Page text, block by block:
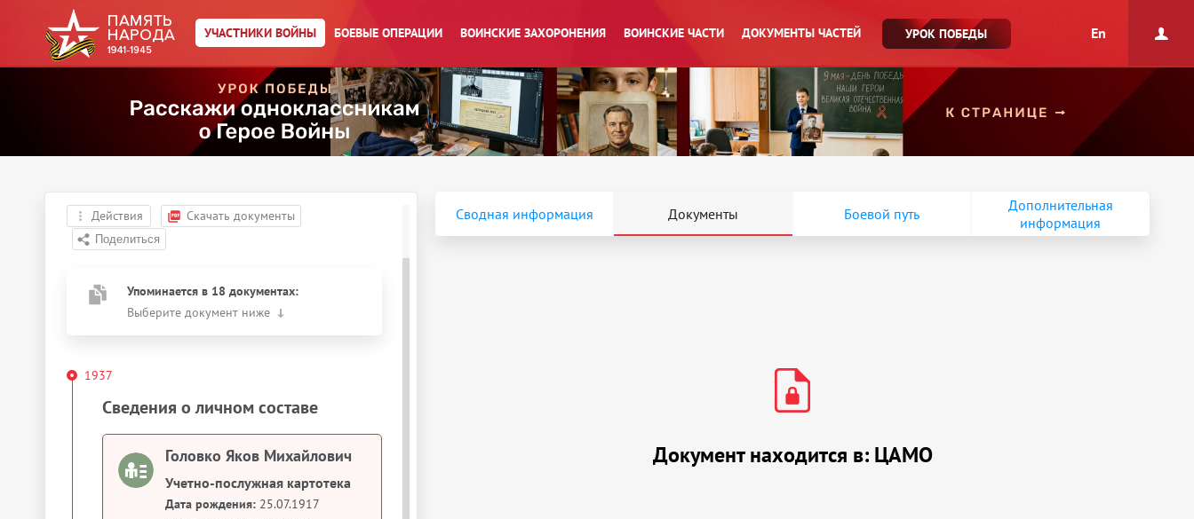
УЧАСТНИКИ ВОЙНЫ БОЕВЫЕ ОПЕРАЦИИ ВОИНСКИЕ ЗАХОРОНЕНИЯ ВОИНСКИЕ ЧАСТИ ДОКУМЕНТЫ ЧАСТЕЙ УРОК ПОБЕДЫ En
Участники войны/
Головко Яков
Михайлович
Действия
Скачать документы
Упоминается в 18 документах:
Выберите документ ниже
1937
Сведения о личном составе
Головко Яков Михайлович
Учетно-послужная картотека
Дата рождения: 25.07.1917
Сводная информация Документы Боевой путь
Дополнительная
информация
Документ находится в: ЦАМО